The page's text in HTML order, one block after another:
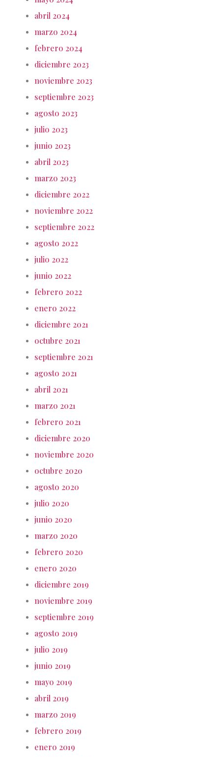
abril 2024
marzo 2024
febrero 2024
diciembre 2023
noviembre 2023
septiembre 2023
agosto 2023
julio 2023
junio 2023
abril 2023
marzo 2023
diciembre 2022
noviembre 2022
septiembre 2022
agosto 2022
julio 2022
junio 2022
febrero 2022
enero 2022
diciembre 2021
octubre 2021
septiembre 2021
agosto 2021
abril 2021
marzo 2021
febrero 2021
diciembre 2020
noviembre 2020
octubre 2020
agosto 2020
julio 2020
junio 2020
marzo 2020
febrero 2020
enero 2020
diciembre 2019
noviembre 2019
septiembre 2019
agosto 2019
julio 2019
junio 2019
mayo 2019
abril 2019
marzo 2019
febrero 2019
enero 2019